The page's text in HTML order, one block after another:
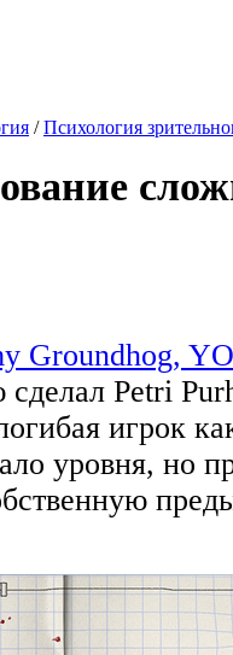
/Психология
Groundhog,
сделал Petri
игрок
уровня, но